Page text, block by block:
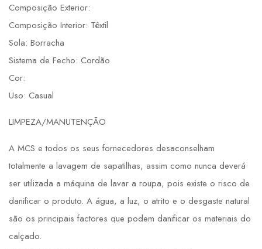
Composição Exterior:
Composição Interior: Têxtil
Sola: Borracha
Sistema de Fecho: Cordão
Cor:
Uso: Casual
LIMPEZA/MANUTENÇÃO
A MCS e todos os seus fornecedores desaconselham
totalmente a lavagem de sapatilhas, assim como nunca deverá
ser utilizada a máquina de lavar a roupa, pois existe o risco de
danificar o produto. A água, a luz, o atrito e o desgaste natural
são os principais factores que podem danificar os materiais do
calçado.